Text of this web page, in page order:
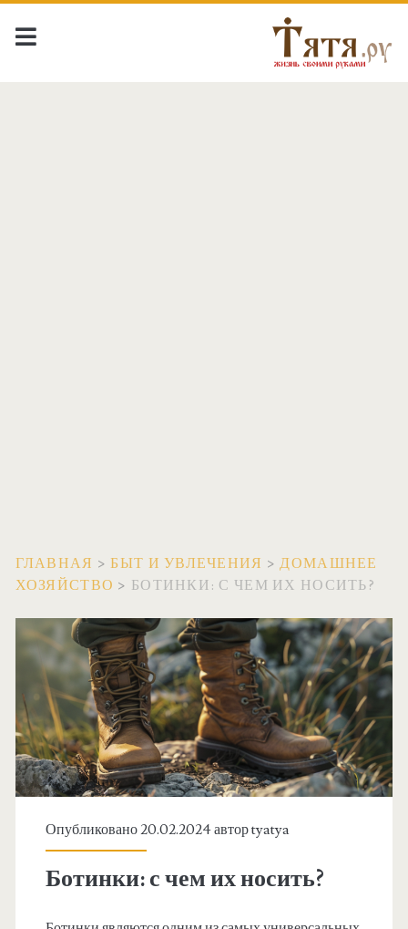
ГЛАВНАЯ >БЫТ И УВЛЕЧЕНИЯ >ДОМАШНЕЕ
ХОЗЯЙСТВО > БОТИНКИ: С ЧЕМ ИХ НОСИТЬ?
Опубликовано 20.02.2024 авторtyatya
Ботинки: с чем их носить?